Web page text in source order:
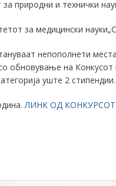
за природни и технички
за медицински
непополнети
обновување на Конкусот
уште 2 стипендии.
ЛИНК ОД КОНКУРСОТ